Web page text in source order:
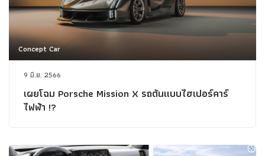
Concept Car
9 มิ.ย. 2566
เผยโฉม Porsche Mission X รถต้นแบบไฮเปอร์คาร์
ไฟฟ้า !?